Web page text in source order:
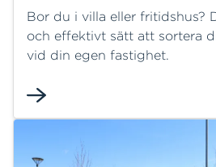
Bor du i villa eller fritidshus?
och effektivt sätt att sortera
vid din egen fastighet.